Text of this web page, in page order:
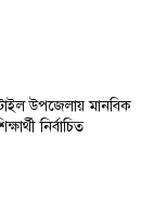
উপজেলায় মানবিক
নির্বাচিত